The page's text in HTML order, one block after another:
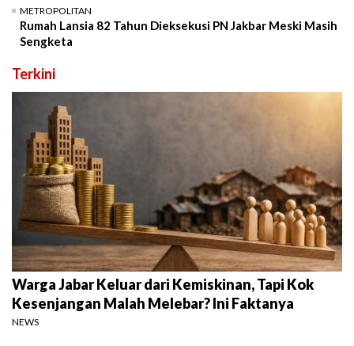
METROPOLITAN
Rumah Lansia 82 Tahun Dieksekusi PN Jakbar Meski Masih
Sengketa
Terkini
Warga Jabar Keluar dari Kemiskinan, Tapi Kok
Kesenjangan Malah Melebar? Ini Faktanya
NEWS